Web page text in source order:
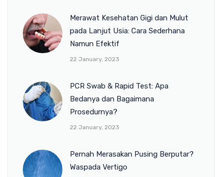
Merawat Kesehatan Gigi dan Mulut
pada Lanjut Usia: Cara Sederhana
Namun Efektif
22 January, 2023
PCR Swab & Rapid Test: Apa
Bedanya dan Bagaimana
Prosedurnya?
22 January, 2023
Pernah Merasakan Pusing Berputar?
Waspada Vertigo